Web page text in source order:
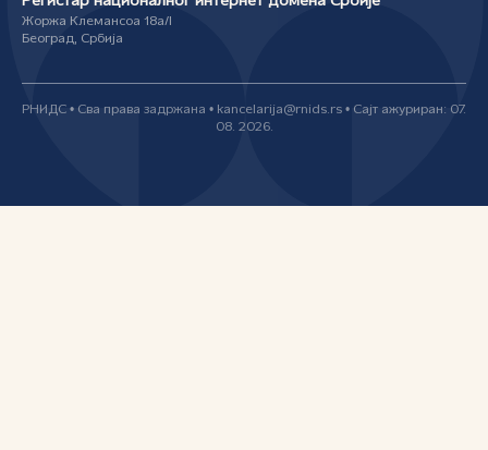
Жоржа Клемансоа 18а/I
Београд, Србија
РНИДС • Сва права задржана • kancelarija@rnids.rs • Сајт ажуриран: 07.
08. 2026.